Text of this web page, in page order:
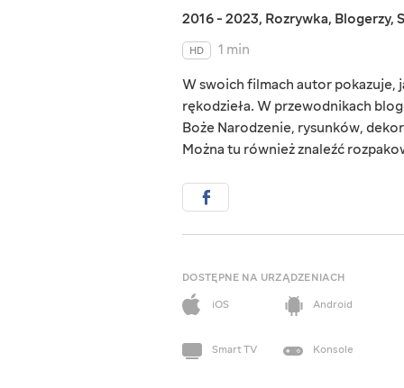
2016 - 2023, Rozrywka, Blogerzy,
HD
1 min
W swoich filmach autor pokazuje,
rękodzieła. W przewodnikach
Boże Narodzenie, rysunków,
Można tu również znaleźć
DOSTĘPNE NA URZĄDZENIACH
iOS
Android
Smart TV Konsole